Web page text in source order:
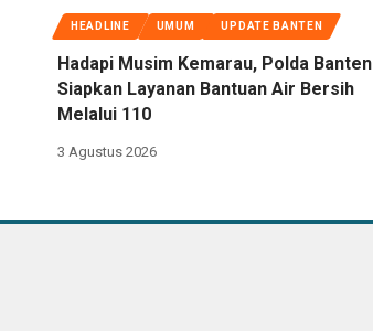
HEADLINE UMUM UPDATE BANTEN
Hadapi Musim Kemarau, Polda Banten
Siapkan Layanan Bantuan Air Bersih
Melalui 110
3 Agustus 2026